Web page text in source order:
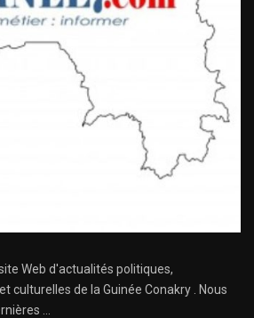
Web d'actualités politiques,
culturelles de la Guinée Conakry . Nous
...